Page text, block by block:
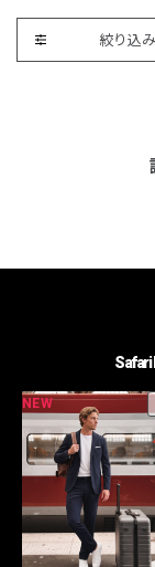
絞り込み
Safari
NEW